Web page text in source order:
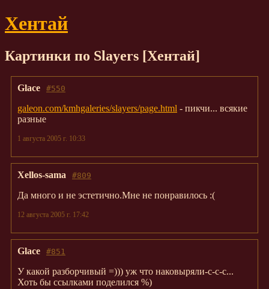
Хентай
Картинки по Slayers [Хентай]
#550
Glace
galeon.com/kmhgaleries/slayers/page.html - пикчи... всякие
разные
1 августа 2005 г. 10:33
#809
Xellos-sama
Да много и не эстетично.Мне не понравилось :(
12 августа 2005 г. 17:42
#851
Glace
У какой разборчивый =))) уж что наковыряли-с-с-с...
Хоть бы ссылками поделился %)